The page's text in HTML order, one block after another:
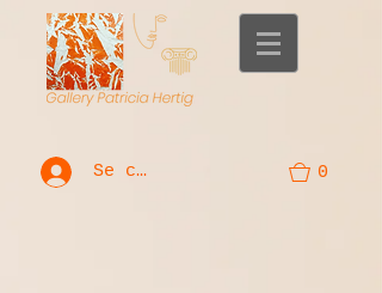
Se connecter 0